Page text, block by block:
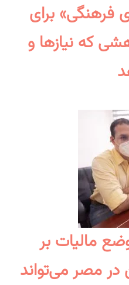
فرهنگی» برای
که نیازها و
مالیات بر
مصر می‌تواند